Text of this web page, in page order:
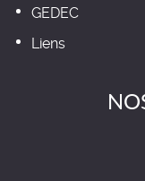
GEDEC
Liens